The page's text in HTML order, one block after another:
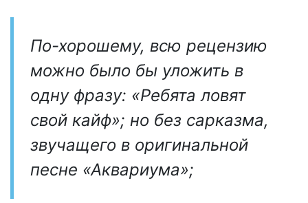
По-хорошему, всю рецензию
можно было бы уложить в
одну фразу: «Ребята ловят
свой кайф»; но без сарказма,
звучащего в оригинальной
песне «Аквариума»;